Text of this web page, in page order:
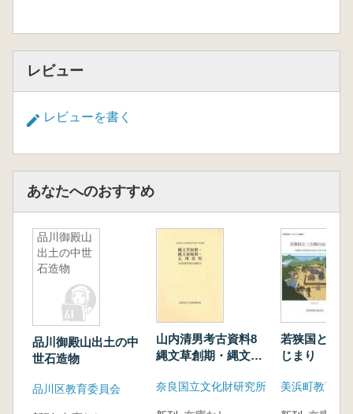
レビュー
レビューを書く
あなたへのおすすめ
品川御殿山
出土の中世
石造物
品川御殿山出土の中
世石造物
品川区教育委員会
山内清男考古資料8
縄文草創期・縄文後
奈良国立文化財研究所
若狭国と三
じまり 若狭
える
美浜町教育委